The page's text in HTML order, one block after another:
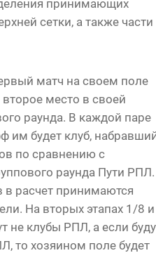
принимающих
сетки, а также части
матч на своем поле
место в своей
раунда. В каждой паре
им будет клуб,
по сравнению с
раунда Пути РПЛ.
в расчет принимаются
На вторых этапах 1/8 и
не клубы РПЛ, а если
то хозяином поле будет